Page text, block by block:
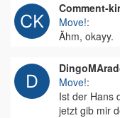
Comment-
Move!:
Ähm, okayy.
Move!:
Ist der Hans
jetzt gib mir